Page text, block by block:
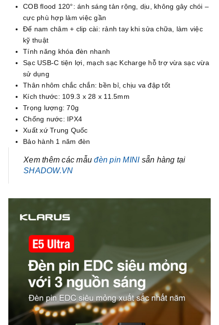
COB flood 120°: ánh sáng tản rộng, dịu, không gây chói –
cực phù hợp làm việc gần
Đế nam châm + clip cài: rảnh tay khi sửa chữa, làm việc
kỹ thuật
Tính năng khóa đèn nhanh
Sạc USB-C tiện lợi, mạch sạc Kcharge hỗ trợ vừa sạc vừa
sử dụng
Thân nhôm chắc chắn: bền bỉ, chịu va đập tốt
Kích thước: 109.3 x 28 x 11.5mm
Trọng lượng: 70g
Chống nước: IPX4
Xuất xứ Trung Quốc
Bảo hành 1 năm đèn
Xem thêm các mẫuđèn pin MINIsẵn hàng tại
SHADOW.VN